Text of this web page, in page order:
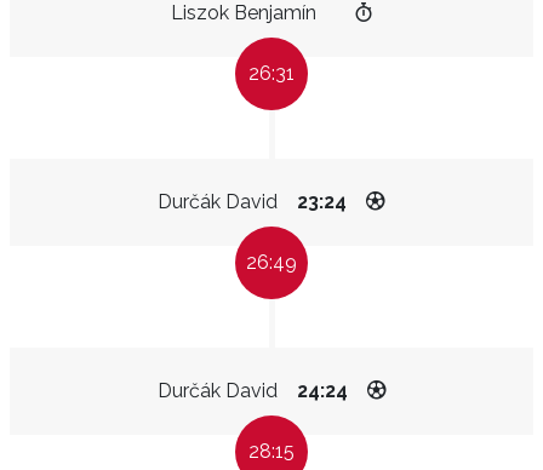
Liszok Benjamín
26:31
Durčák David 23:24
26:49
Durčák David 24:24
28:15